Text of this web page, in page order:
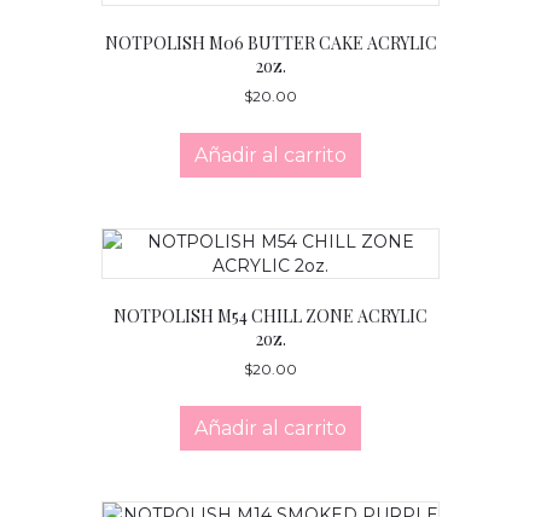
NOTPOLISH M06 BUTTER CAKE ACRYLIC
2oz.
$20.00
Añadir al carrito
NOTPOLISH M54 CHILL ZONE ACRYLIC
2oz.
$20.00
Añadir al carrito